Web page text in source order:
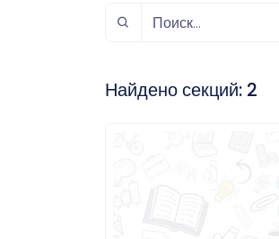
Индивидуально-
Найдено секций: 2